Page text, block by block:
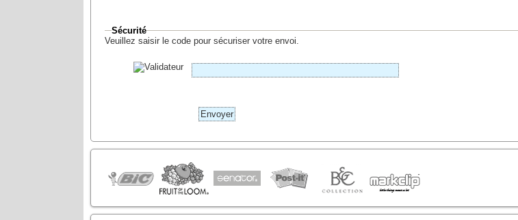
Sécurité
Veuillez saisir le code pour sécuriser votre envoi.